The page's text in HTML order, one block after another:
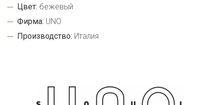
Цвет: бежевый
Фирма: UNO
Производство: Италия